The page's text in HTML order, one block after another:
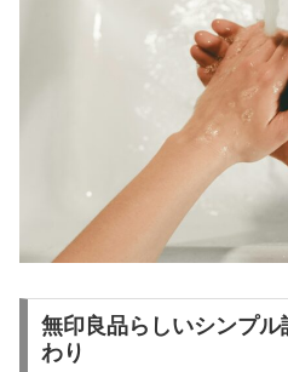
無印良品らしいシンプ
わり